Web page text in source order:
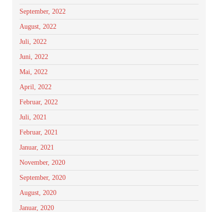
September, 2022
August, 2022
Juli, 2022
Juni, 2022
Mai, 2022
April, 2022
Februar, 2022
Juli, 2021
Februar, 2021
Januar, 2021
November, 2020
September, 2020
August, 2020
Januar, 2020